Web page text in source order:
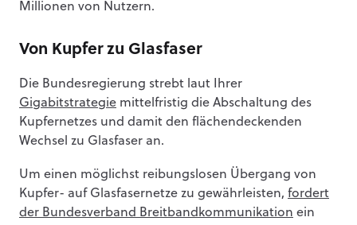
Millionen von Nutzern.
Von Kupfer zu Glasfaser
Die Bundesregierung strebt laut Ihrer
Gigabitstrategie mittelfristig die Abschaltung des
Kupfernetzes und damit den flächendeckenden
Wechsel zu Glasfaser an.
Um einen möglichst reibungslosen Übergang von
Kupfer- auf Glasfasernetze zu gewährleisten, fordert
der Bundesverband Breitbandkommunikation ein